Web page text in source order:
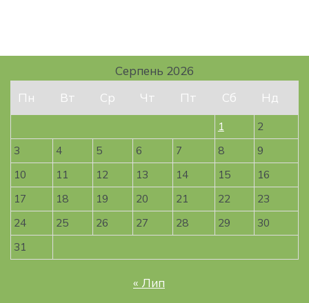
Серпень 2026
Пн
Вт Ср Чт Пт Сб Нд
1
2
3
4 5 6 7 8
9
10
11 12 13 14 15
16
17
18 19 20 21 22
23
24
25 26 27 28 29
30
31
« Лип